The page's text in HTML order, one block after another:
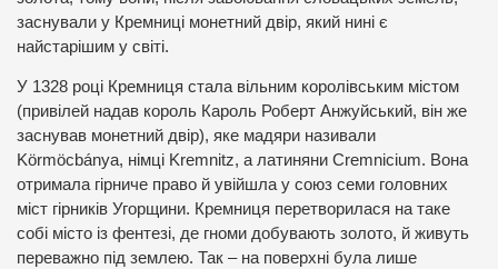
заснували у Кремниці монетний двір, який нині є
найстарішим у світі.
У 1328 році Кремниця стала вільним королівським містом
(привілей надав король Кароль Роберт Анжуйський, він же
заснував монетний двір), яке мадяри називали
Körmöcbánya, німці Kremnitz, а латиняни Cremnicium. Вона
отримала гірниче право й увійшла у союз семи головних
міст гірників Угорщини. Кремниця перетворилася на таке
собі місто із фентезі, де гноми добувають золото, й живуть
переважно під землею. Так – на поверхні була лише